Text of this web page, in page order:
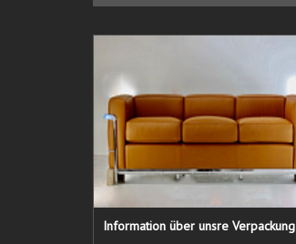
Information über unsre Verpackung